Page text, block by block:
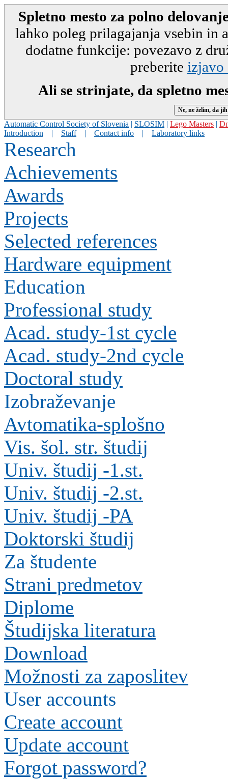
Spletno mesto za polno
lahko poleg prilagajanja vsebin in
dodatne funkcije: povezavo z
preberite izjavo
Ali se strinjate, da spletno
Automatic Control Society of Slovenia | SLOSIM | Lego Masters |
Introduction
| Staff | Contact info | Laboratory links
Research
Achievements
Awards
Projects
Selected references
Hardware equipment
Education
Professional study
Acad. study-1st cycle
Acad. study-2nd cycle
Doctoral study
Izobraževanje
Avtomatika-splošno
Vis. šol. str. študij
Univ. študij -1.st.
Univ. študij -2.st.
Univ. študij -PA
Doktorski študij
Za študente
Strani predmetov
Diplome
Študijska literatura
Download
Možnosti za zaposlitev
User accounts
Create account
Update account
Forgot password?